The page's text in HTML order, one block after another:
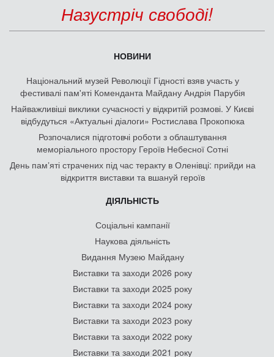
Назустріч свободі!
НОВИНИ
Національний музей Революції Гідності взяв участь у
фестивалі пам'яті Коменданта Майдану Андрія Парубія
Найважливіші виклики сучасності у відкритій розмові. У Києві
відбудуться «Актуальні діалоги» Ростислава Прокопюка
Розпочалися підготовчі роботи з облаштування
меморіального простору Героїв Небесної Сотні
День памʼяті страчених під час теракту в Оленівці: прийди на
відкриття виставки та вшануй героїв
ДІЯЛЬНІСТЬ
Соціальні кампанії
Наукова діяльність
Видання Музею Майдану
Виставки та заходи 2026 року
Виставки та заходи 2025 року
Виставки та заходи 2024 року
Виставки та заходи 2023 року
Виставки та заходи 2022 року
Виставки та заходи 2021 року